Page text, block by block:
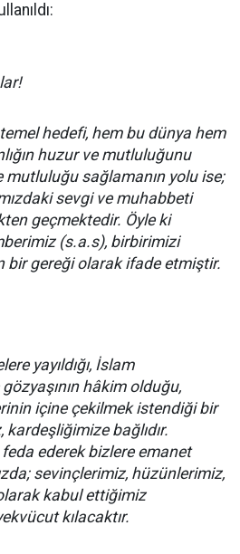
hedefi, hem bu dünya hem
huzur ve mutluluğunu
mutluluğu sağlamanın yolu ise;
sevgi ve muhabbeti
geçmektedir. Öyle ki
(s.a.s), birbirimizi
bir gereği olarak ifade etmiştir.
yayıldığı, İslam
hâkim olduğu,
içine çekilmek istendiği bir
bağlıdır.
feda ederek bizlere emanet
sevinçlerimiz, hüzünlerimiz,
kabul ettiğimiz
kılacaktır.